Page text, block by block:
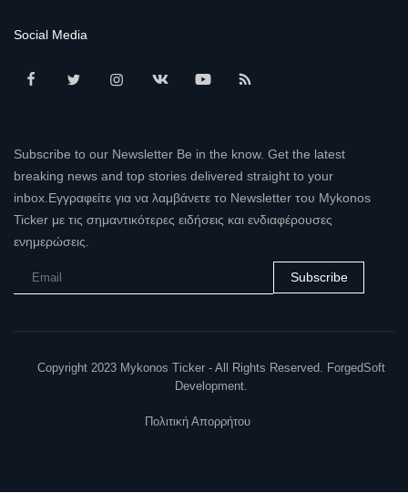
Social Media
Subscribe to our Newsletter Be in the know. Get the latest
breaking news and top stories delivered straight to your
inbox.Εγγραφείτε για να λαμβάνετε το Newsletter του Mykonos
Ticker με τις σημαντικότερες ειδήσεις και ενδιαφέρουσες
ενημερώσεις.
Subscribe
Copyright 2023 Mykonos Ticker - All Rights Reserved. ForgedSoft
Development.
Πολιτική Απορρήτου